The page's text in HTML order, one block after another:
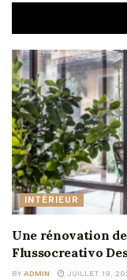
INTÉRIEUR
Une rénovation
Flussocreativo
BY ADMIN JUILLET 19,